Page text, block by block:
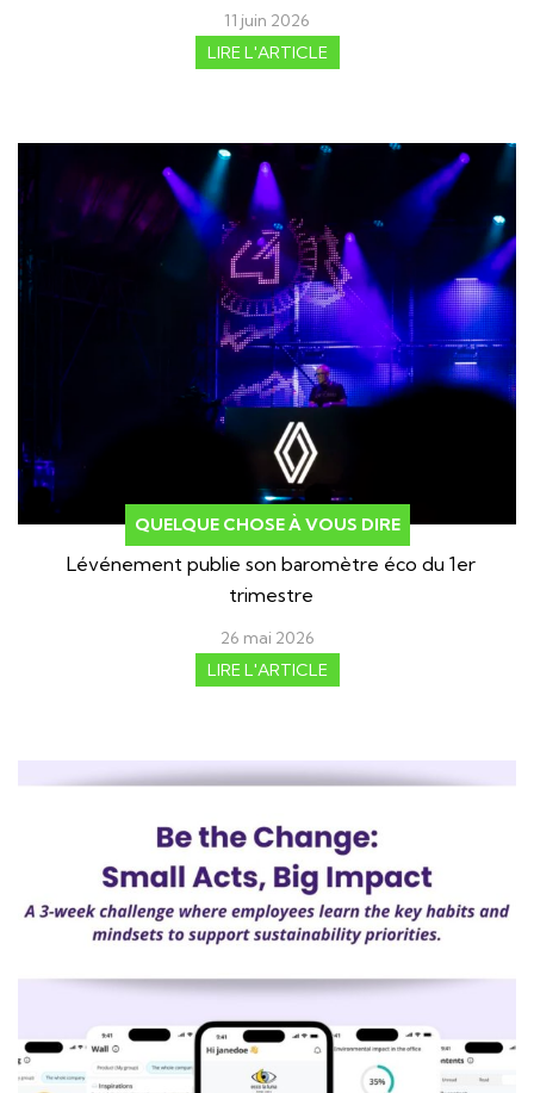
11 juin 2026
LIRE L'ARTICLE
QUELQUE CHOSE À VOUS DIRE
Lévénement publie son baromètre éco du 1er
trimestre
26 mai 2026
LIRE L'ARTICLE